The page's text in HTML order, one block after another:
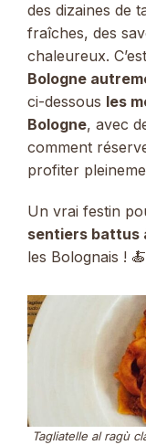
des dizaines de
fraîches, des
chaleureux.
Bologne
ci-dessous les
Bologne, avec
comment
profiter
Un vrai festin
sentiers battus
les Bolognais ! 🍝
Tagliatelle al ragù